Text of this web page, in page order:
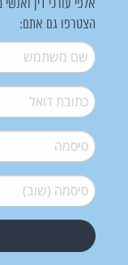
אלפי עורכי דין
הצטרפו גם אתם:
שם משתמש*
דואל*
סיסמה*
סיסמה (שוב)*